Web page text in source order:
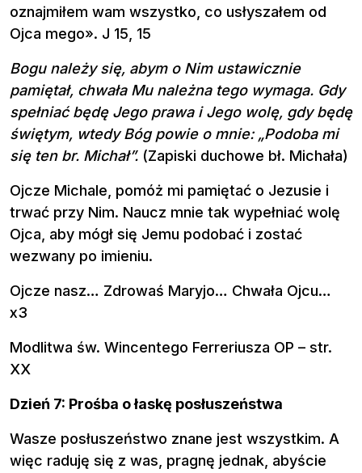
oznajmiłem wam wszystko, co usłyszałem od
Ojca mego». J 15, 15
Bogu należy się, abym o Nim ustawicznie
pamiętał, chwała Mu należna tego wymaga. Gdy
spełniać będę Jego prawa i Jego wolę, gdy będę
świętym, wtedy Bóg powie o mnie: „Podoba mi
się ten br. Michał”. (Zapiski duchowe bł. Michała)
Ojcze Michale, pomóż mi pamiętać o Jezusie i
trwać przy Nim. Naucz mnie tak wypełniać wolę
Ojca, aby mógł się Jemu podobać i zostać
wezwany po imieniu.
Ojcze nasz… Zdrowaś Maryjo… Chwała Ojcu…
x3
Modlitwa św. Wincentego Ferreriusza OP – str.
XX
Dzień 7: Prośba o łaskę posłuszeństwa
Wasze posłuszeństwo znane jest wszystkim. A
więc raduję się z was, pragnę jednak, abyście